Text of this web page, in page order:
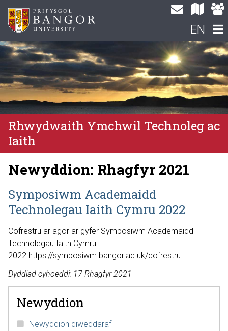
EN
Rhwydwaith Ymchwil Technoleg ac
Iaith
Newyddion: Rhagfyr 2021
Symposiwm Academaidd
Technolegau Iaith Cymru 2022
Cofrestru ar agor ar gyfer Symposiwm Academaidd
Technolegau Iaith Cymru
2022 https://symposiwm.bangor.ac.uk/cofrestru
Dyddiad cyhoeddi: 17 Rhagfyr 2021
Newyddion
Newyddion diweddaraf